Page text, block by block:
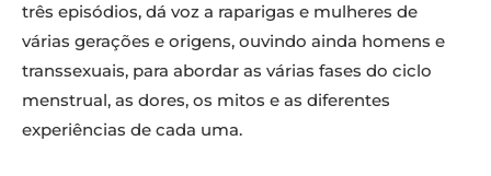
três episódios, dá voz a raparigas e mulheres de
várias gerações e origens, ouvindo ainda homens e
transsexuais, para abordar as várias fases do ciclo
menstrual, as dores, os mitos e as diferentes
experiências de cada uma.